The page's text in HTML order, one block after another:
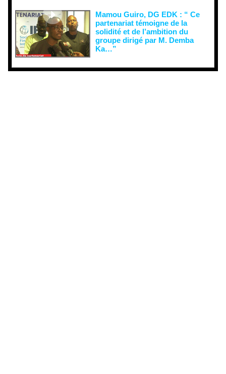
Mamou Guiro, DG EDK : “ Ce
partenariat témoigne de la
solidité et de l’ambition du
groupe dirigé par M. Demba
Ka…”